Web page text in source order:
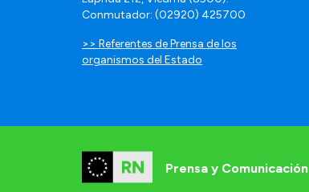
Conmutador: (02920) 425700
>> Referentes de Prensa de los
organismos del Estado
Prensa y Comunicación